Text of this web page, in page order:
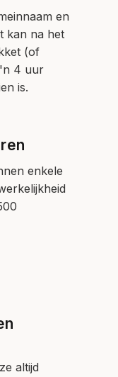
en
kan na het
(of
4 uur
is.
enkele
altijd